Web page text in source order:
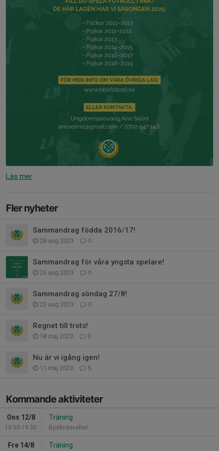
Läs mer
Fler nyheter
Sammandrag födda 2016/17!
28 aug 2023 0
Sammandrag för våra yngsta spelare!
26 aug 2023 0
Sammandrag söndag 27/8!
23 aug 2023 0
Regnet till trots!
18 maj 2023 0
Nu är vi igång igen!
11 maj 2023 5
Kommande aktiviteter
Ons 12/8
18:00-19:30
Träning
Björknäsvallen
Fre 14/8 Träning